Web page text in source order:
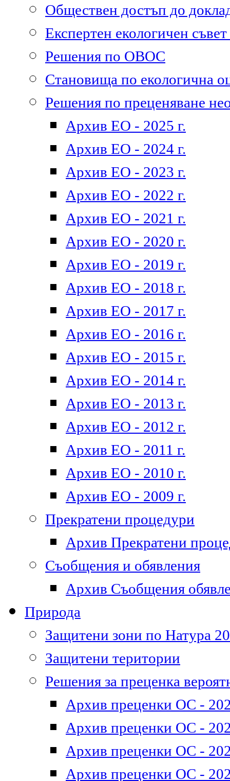
Обществен достъп до
Експертен екологичен
Решения по ОВОС
Становища по екологична
Решения по преценяване
Архив ЕО - 2025 г.
Архив ЕО - 2024 г.
Архив ЕО - 2023 г.
Архив ЕО - 2022 г.
Архив ЕО - 2021 г.
Архив ЕО - 2020 г.
Архив ЕО - 2019 г.
Архив ЕО - 2018 г.
Архив ЕО - 2017 г.
Архив ЕО - 2016 г.
Архив ЕО - 2015 г.
Архив ЕО - 2014 г.
Архив ЕО - 2013 г.
Архив ЕО - 2012 г.
Архив ЕО - 2011 г.
Архив ЕО - 2010 г.
Архив ЕО - 2009 г.
Прекратени процедури
Архив Прекратени
Съобщения и обявления
Архив Съобщения
Природа
Защитени зони по Натура
Защитени територии
Решения за преценка
Архив преценки ОС -
Архив преценки ОС -
Архив преценки ОС -
Архив преценки ОС -